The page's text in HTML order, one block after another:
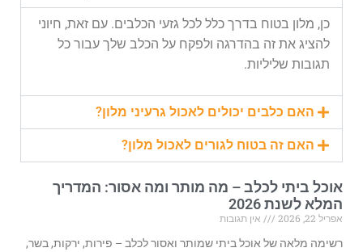
כן, מלון בטוח בדרך כלל לכל גזעי הכלבים. עם זאת, חיוני
להציג את זה בהדרגה ולפקח על הכלב שלך עבור כל
תגובות שליליות.
האם כלבים יכולים לאכול גרעיני מלון?
האם זה בטוח לגורים לאכול מלון?
אוכל ביתי לכלב – מה מותר ומה אסור: המדריך
המלא לשנת 2026
אפריל 22, 2026
אין תגובות
רשימה מלאה של אוכל ביתי שמותר ואסור לכלב – פירות, ירקות, בשר,